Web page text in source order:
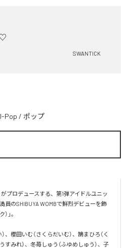
SWANTICK
Pop / ポップ
がプロデュースする、第1弾アイドルユニッ
員のSHIBUYA WOMBで鮮烈デビューを飾
」。
、櫻田いむ（さくらだいむ）、鵠まひろ（く
すみれ）、冬苺しゅう（ふゆめしゅう）、子